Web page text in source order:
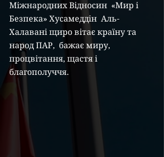
Міжнародних Відносин  «Мир і
Безпека» Хусамеддін  Аль-
Халавані щиро вітає країну та
народ ПАР,  бажає миру,
процвітання, щастя і
благополуччя.